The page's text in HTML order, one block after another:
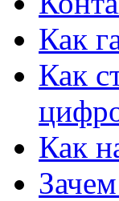
Как
Как
Как